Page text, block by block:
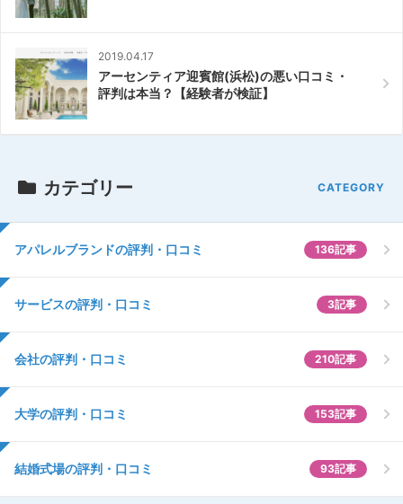
2019.04.17
アーセンティア迎賓館(浜松)の悪い口コミ・
評判は本当？【経験者が検証】
カテゴリー
アパレルブランドの評判・口コミ 136記事
サービスの評判・口コミ 3記事
会社の評判・口コミ 210記事
大学の評判・口コミ 153記事
結婚式場の評判・口コミ 93記事